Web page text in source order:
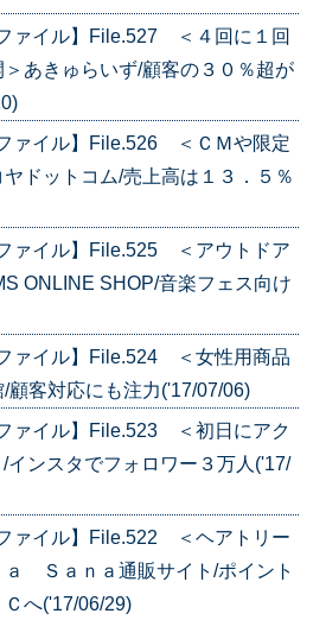
ァイル】File.527 ＜４回に１回
あきゅらいず/顧客の３０％超が
ァイル】File.526 ＜ＣＭや限定
ドットコム/売上高は１３．５％
ァイル】File.525 ＜アウトドア
ONLINE SHOP/音楽フェス向け
ァイル】File.524 ＜女性用商品
顧客対応にも注力('17/07/06)
ァイル】File.523 ＜初日にアク
インスタでフォロワー３万人('17/
ァイル】File.522 ＜ヘアトリー
ａ Ｓａｎａ通販サイト/ポイント
へ('17/06/29)